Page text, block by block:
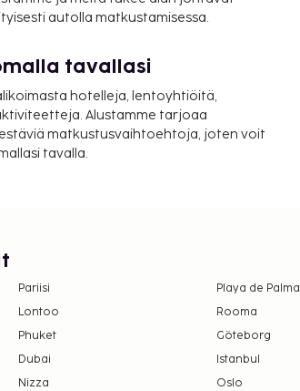
autolla matkustamisessa.
tavallasi
hotelleja, lentoyhtiöitä,
Alustamme tarjoaa
matkustusvaihtoehtoja, joten voit
tavalla.
Pariisi
Playa de Palma
Lontoo
Rooma
Phuket
Göteborg
Dubai
Istanbul
Nizza Oslo